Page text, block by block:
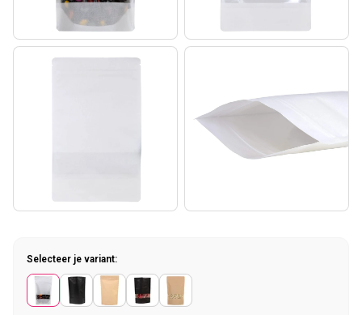
Selecteer je variant: